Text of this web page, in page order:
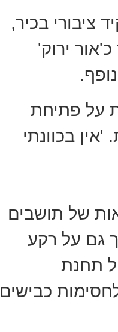
ציבורי בכיר,
ירוק'
על פתיחת
בכוונתי
של תושבים
גם על רקע
תחנת
כבישים